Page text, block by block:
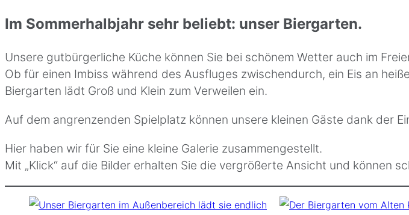
Im Sommerhalbjahr sehr beliebt: unser Biergarten.
Unsere gutbürgerliche Küche können Sie bei schönem Wetter auch im
Ob für einen Imbiss während des Ausfluges zwischendurch, ein Eis an
Biergarten lädt Groß und Klein zum Verweilen ein.
Auf dem angrenzenden Spielplatz können unsere kleinen Gäste dank der
Hier haben wir für Sie eine kleine Galerie zusammengestellt.
Mit „Klick“ auf die Bilder erhalten Sie die vergrößerte Ansicht und können